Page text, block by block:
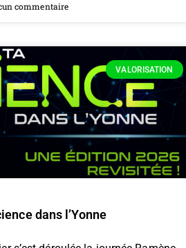
commentaire
VALORISATION
dans l’Yonne